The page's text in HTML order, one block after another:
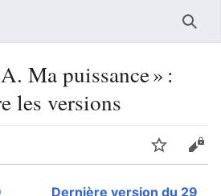
Ma puissance » :
les versions
Suivre
Dernière version du 29